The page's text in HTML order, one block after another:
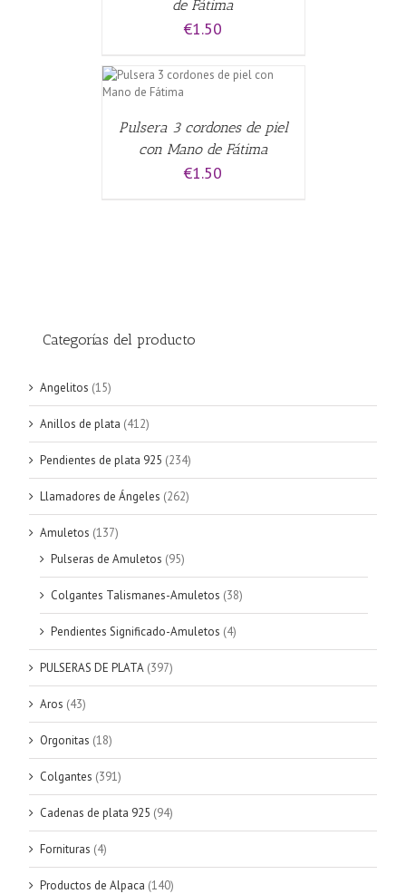
de Fátima
€1.50
Pulsera 3 cordones de piel
con Mano de Fátima
€1.50
Categorías del producto
Angelitos (15)
Anillos de plata (412)
Pendientes de plata 925 (234)
Llamadores de Ángeles (262)
Amuletos (137)
Pulseras de Amuletos (95)
Colgantes Talismanes-Amuletos (38)
Pendientes Significado-Amuletos (4)
PULSERAS DE PLATA (397)
Aros (43)
Orgonitas (18)
Colgantes (391)
Cadenas de plata 925 (94)
Fornituras (4)
Productos de Alpaca (140)